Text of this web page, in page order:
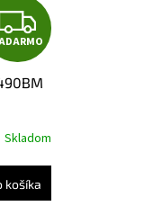
Z
A
D
A
R
Skladom
košíka